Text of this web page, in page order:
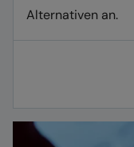
Alternativen an.